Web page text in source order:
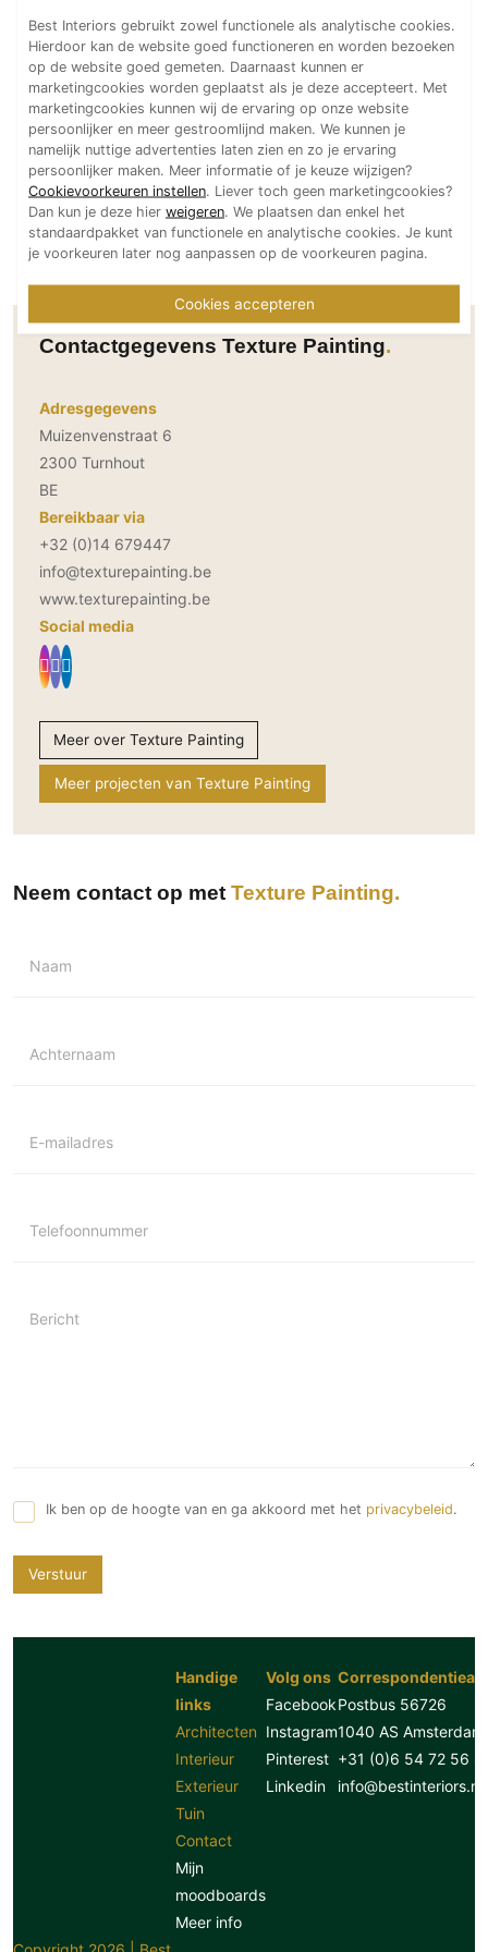
Technologie
Audio/Video
Thuisbioscoop
Domotica
Mirror TV
Fitnessapparatuur
Wifi
Overig
Akoestiek
Wijnkelder en wijnkasten
Contactgegevens Texture Painting
Adresgegevens
Muizenvenstraat 6
2300 Turnhout
BE
Bereikbaar via
+32 (0)14 679447
info@texturepainting.be
www.texturepainting.be
Social media
Meer over Texture Painting
Meer projecten van Texture Painting
Neem contact op met Texture Painting
Naam
Achternaam
E-mailadres
Telefoonnummer
Bericht
Ik ben op de hoogte van en ga akkoord met het privacybeleid.
Verstuur
Handige
links
Architecten
Interieur
Exterieur
Tuin
Contact
Mijn
moodboards
Meer info
Volg ons
Facebook
Instagram
Pinterest
Linkedin
Postbus 56726
1040 AS Amsterdam
+31 (0)6 54 72 56
info@bestinteriors.nl
Best Interiors gebruikt zowel functionele als analytische cookies.
Hierdoor kan de website goed functioneren en worden bezoeken
op de website goed gemeten. Daarnaast kunnen er
marketingcookies worden geplaatst als je deze accepteert. Met
marketingcookies kunnen wij de ervaring op onze website
persoonlijker en meer gestroomlijnd maken. We kunnen je
namelijk nuttige advertenties laten zien en zo je ervaring
persoonlijker maken. Meer informatie of je keuze wijzigen?
Cookievoorkeuren instellen. Liever toch geen marketingcookies?
Dan kun je deze hier weigeren. We plaatsen dan enkel het
standaardpakket van functionele en analytische cookies. Je kunt
je voorkeuren later nog aanpassen op de voorkeuren pagina.
Cookies accepteren